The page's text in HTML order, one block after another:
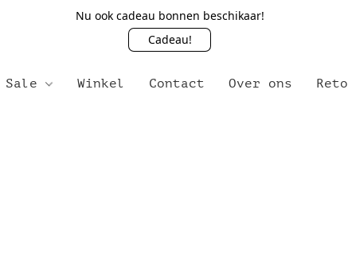
Nu ook cadeau bonnen beschikaar!
Cadeau!
Sale Winkel Contact Over ons